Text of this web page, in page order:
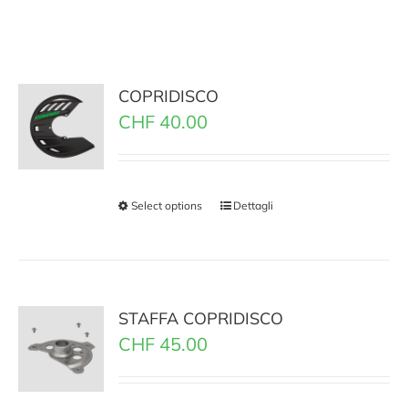
COPRIDISCO
CHF 40.00
Select options Dettagli
STAFFA COPRIDISCO
CHF 45.00